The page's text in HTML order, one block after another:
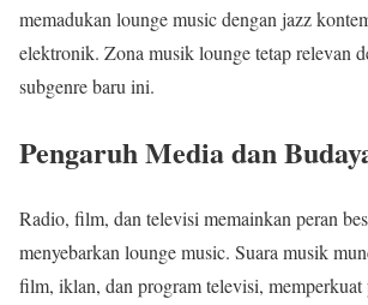
memadukan lounge music dengan jazz
elektronik. Zona musik lounge tetap relevan
subgenre baru ini.
Pengaruh Media dan
Radio, film, dan televisi memainkan peran
menyebarkan lounge music. Suara musik
film, iklan, dan program televisi, memperkuat